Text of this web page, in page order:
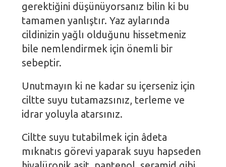
gerektiğini düşünüyorsanız bilin ki bu
tamamen yanlıştır. Yaz aylarında
cildinizin yağlı olduğunu hissetmeniz
bile nemlendirmek için önemli bir
sebeptir.
Unutmayın ki ne kadar su içerseniz için
ciltte suyu tutamazsınız, terleme ve
idrar yoluyla atarsınız.
Ciltte suyu tutabilmek için âdeta
mıknatıs görevi yaparak suyu hapseden